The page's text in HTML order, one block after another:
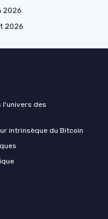
2026
2026
l'univers des
intrinsèque du Bitcoin